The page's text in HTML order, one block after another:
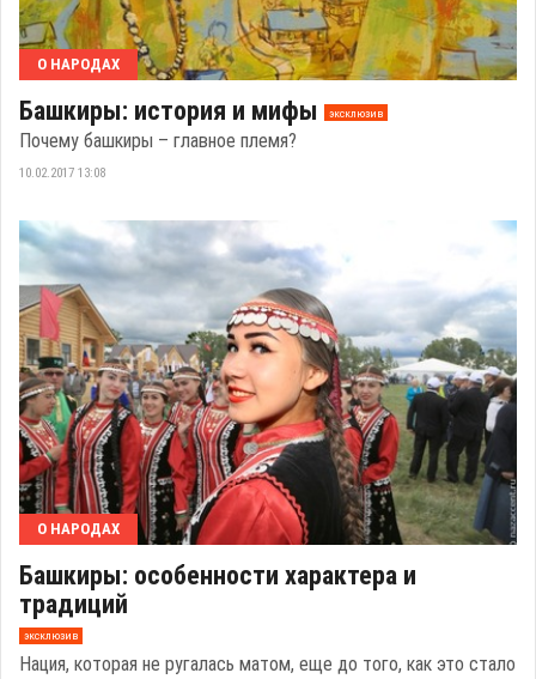
О НАРОДАХ
Башкиры: история и мифы эксклюзив
Почему башкиры – главное племя?
10.02.2017 13:08
О НАРОДАХ
Башкиры: особенности характера и
традиций
эксклюзив
Нация, которая не ругалась матом, еще до того, как это стало